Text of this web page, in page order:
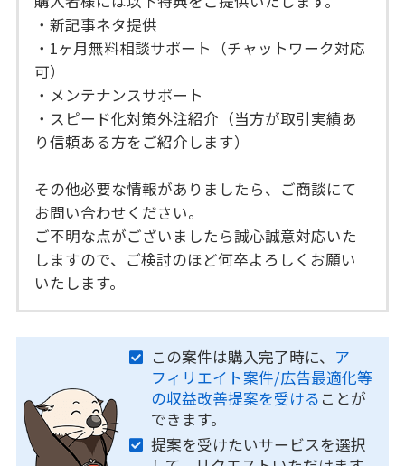
・新記事ネタ提供
・1ヶ月無料相談サポート（チャットワーク対応
可）
・メンテナンスサポート
・スピード化対策外注紹介（当方が取引実績あ
り信頼ある方をご紹介します）
その他必要な情報がありましたら、ご商談にて
お問い合わせください。
ご不明な点がございましたら誠心誠意対応いた
しますので、ご検討のほど何卒よろしくお願い
いたします。
この案件は購入完了時に、 ア
フィリエイト案件/広告最適化等
の収益改善提案を受ける ことが
できます。
提案を受けたいサービスを選択